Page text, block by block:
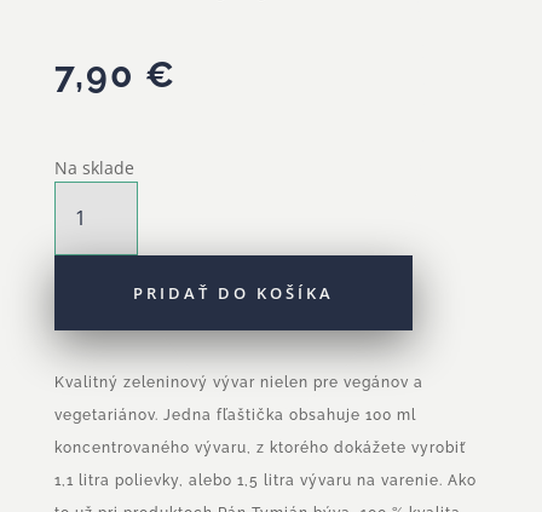
7,90 €
Na sklade
Zeleninový
vývar
PRIDAŤ DO KOŠÍKA
Kvalitný zeleninový vývar nielen pre vegánov a
vegetariánov. Jedna fľaštička obsahuje 100 ml
koncentrovaného vývaru, z ktorého dokážete vyrobiť
1,1 litra polievky, alebo 1,5 litra vývaru na varenie. Ako